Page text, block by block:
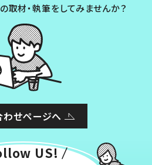
取材・執筆をしてみませんか？
わせページへ
US!